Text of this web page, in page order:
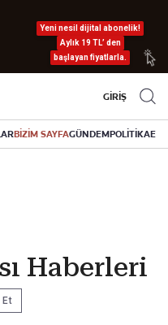
Yeni nesil dijital abonelik!
Aylık 19 TL’ den
başlayan fiyatlarla.
GİRİŞ
BİZİM SAYFAGÜNDEMPOLİTİKA
Haberleri